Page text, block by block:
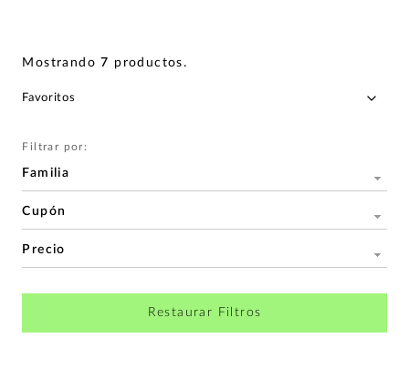
Mostrando 7 productos.
Filtrar por:
Familia
Cupón
Precio
Restaurar Filtros